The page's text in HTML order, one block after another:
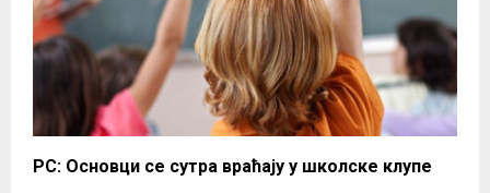
РС: Основци се сутра враћају у школске клупе